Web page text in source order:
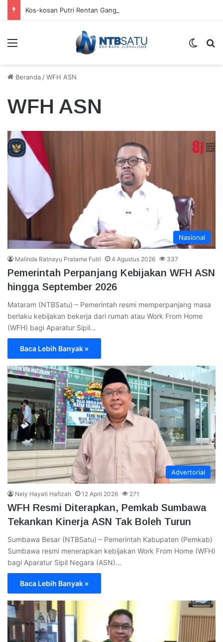
Kos-kosan Putri Rentan Gangguan Kamtibmas
Menu
Beranda /WFH ASN
WFH ASN
Nasional
Malinda Ratnayu Pratama Futri 4 Agustus 2026 337
Pemerintah Perpanjang Kebijakan WFH ASN
hingga September 2026
Mataram (NTBSatu) – Pemerintah resmi memperpanjang masa
berlaku kebijakan bekerja dari rumah atau Work From Home
(WFH) bagi Aparatur Sipil…
Baca Lebih Banyak »
Advertorial
Nely Hayati Hafizah 12 April 2026 271
WFH Resmi Diterapkan, Pemkab Sumbawa
Tekankan Kinerja ASN Tak Boleh Turun
Sumbawa Besar (NTBSatu) – Pemerintah Kabupaten (Pemkab)
Sumbawa resmi menerapkan kebijakan Work From Home (WFH)
bagi Aparatur Sipil Negara (ASN)…
Baca Lebih Banyak »